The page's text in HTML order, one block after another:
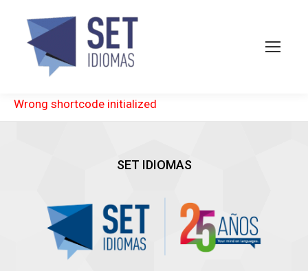
Wrong shortcode initialized
SET IDIOMAS